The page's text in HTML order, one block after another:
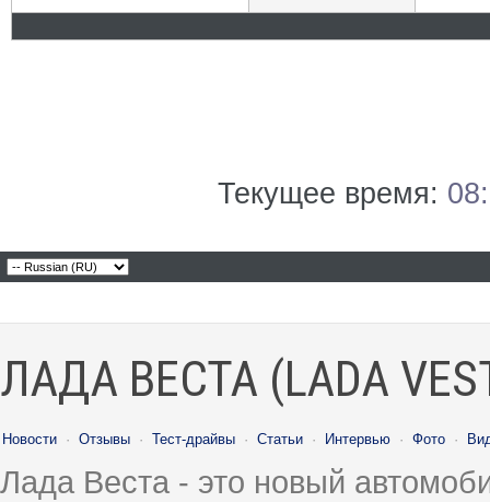
Текущее время:
ЛАДА ВЕСТА (LADA
Новости · Отзывы · Тест-драйвы · Статьи · Интервью · Фото ·
Лада Веста - это новый